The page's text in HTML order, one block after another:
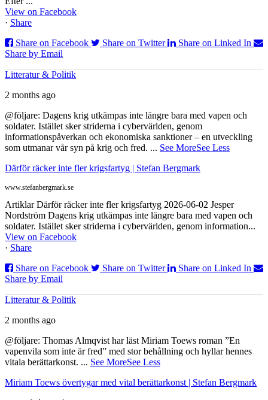
View on Facebook
· Share
Share on Facebook
Share on Twitter
Share on Linked In
Share by Email
Litteratur & Politik
2 months ago
@följare: Dagens krig utkämpas inte längre bara med vapen och
soldater. Istället sker striderna i cybervärlden, genom
informationspåverkan och ekonomiska sanktioner – en utveckling
som utmanar vår syn på krig och fred. ... See MoreSee Less
Därför räcker inte fler krigsfartyg | Stefan Bergmark
www.stefanbergmark.se
Artiklar Därför räcker inte fler krigsfartyg 2026-06-02 Jesper
Nordström Dagens krig utkämpas inte längre bara med vapen och
soldater. Istället sker striderna i cybervärlden, genom information...
View on Facebook
· Share
Share on Facebook
Share on Twitter
Share on Linked In
Share by Email
Litteratur & Politik
2 months ago
@följare: Thomas Almqvist har läst Miriam Toews roman ”En
vapenvila som inte är fred” med stor behållning och hyllar hennes
vitala berättarkonst. ... See MoreSee Less
Miriam Toews övertygar med vital berättarkonst | Stefan Bergmark